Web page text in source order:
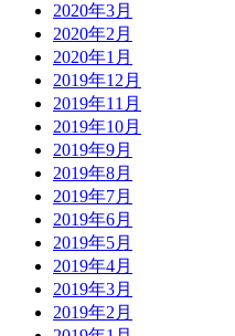
2020年3月
2020年2月
2020年1月
2019年12月
2019年11月
2019年10月
2019年9月
2019年8月
2019年7月
2019年6月
2019年5月
2019年4月
2019年3月
2019年2月